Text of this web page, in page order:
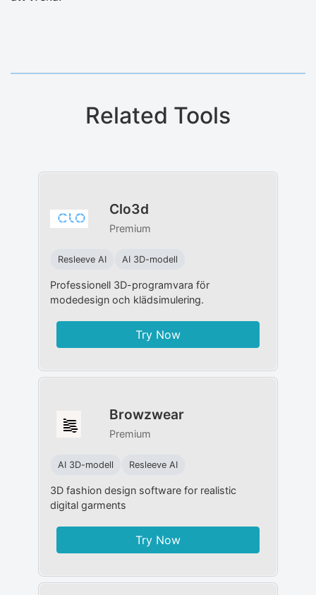
Related Tools
Clo3d
Premium
Resleeve AI AI 3D-modell
Professionell 3D-programvara för
modedesign och klädsimulering.
Try Now
Browzwear
Premium
AI 3D-modell Resleeve AI
3D fashion design software for realistic
digital garments
Try Now